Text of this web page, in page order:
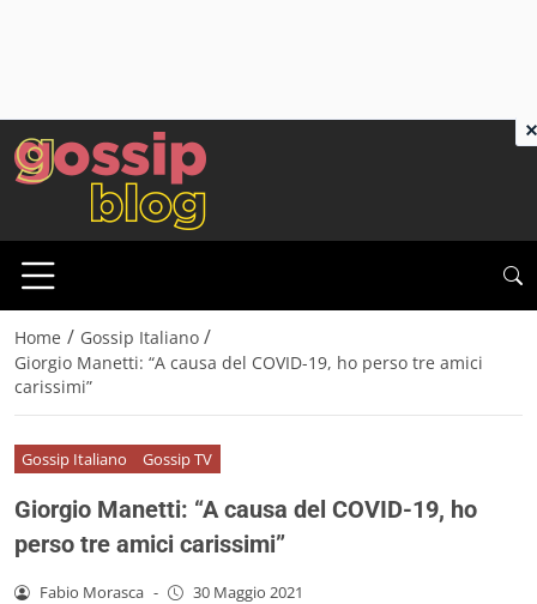
Home / Gossip Italiano /
Giorgio Manetti: “A causa del COVID-19, ho perso tre amici
carissimi”
Gossip Italiano Gossip TV
Giorgio Manetti: “A causa del COVID-19, ho
perso tre amici carissimi”
Fabio Morasca - 30 Maggio 2021
×